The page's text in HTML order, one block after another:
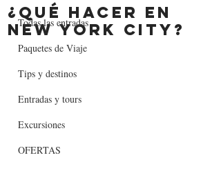
Todas las entradas
Paquetes de Viaje
Tips y destinos
Entradas y tours
Excursiones
OFERTAS
¿Qué hacer en
New York City?